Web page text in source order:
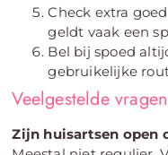
Check extra
geldt vaak een
Bel bij spoed
gebruikelijke
Veelgestelde
Zijn huisartsen open